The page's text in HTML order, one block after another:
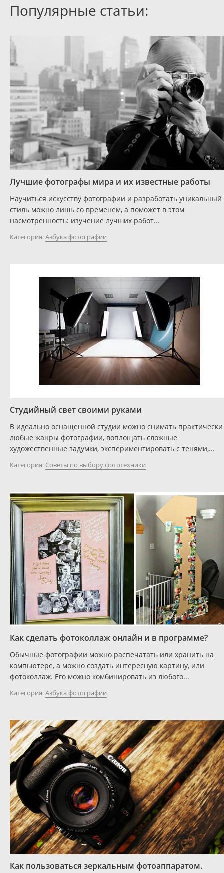
Популярные статьи:
Лучшие фотографы мира и их известные работы
Научиться искусству фотографии и разработать уникальный
стиль можно лишь со временем, а поможет в этом
насмотренность: изучение лучших работ...
Категория:Азбука фотографии
Студийный свет своими руками
В идеально оснащенной студии можно снимать практически
любые жанры фотографии, воплощать сложные
художественные задумки, экспериментировать с тенями,...
Категория: Советы по выбору фототехники
Как сделать фотоколлаж онлайн и в программе?
Обычные фотографии можно распечатать или хранить на
компьютере, а можно создать интересную картину, или
фотоколлаж. Его можно комбинировать из любого...
Категория:Азбука фотографии
Как пользоваться зеркальным фотоаппаратом.